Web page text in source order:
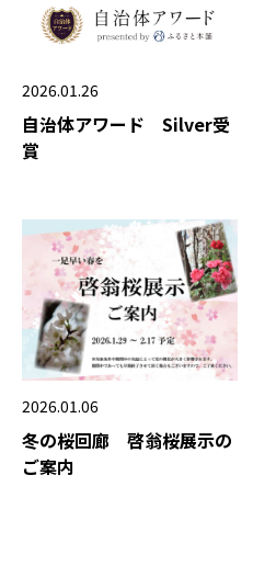
2026.01.26
自治体アワード Silver受
賞
2026.01.06
冬の桜回廊 啓翁桜展示の
ご案内